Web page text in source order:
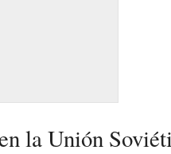
la Unión